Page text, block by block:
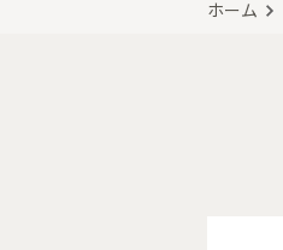
ホーム